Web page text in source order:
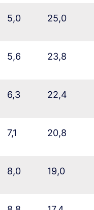
5,0 25,0
5,6 23,8
6,3 22,4
7,1 20,8
8,0 19,0